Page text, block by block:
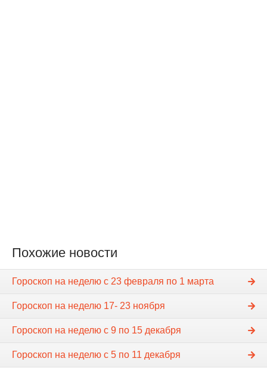
Похожие новости
Гороскоп на неделю c 23 февраля по 1 марта
Гороскоп на неделю 17- 23 ноября
Гороскоп на неделю c 9 по 15 декабря
Гороскоп на неделю с 5 по 11 декабря